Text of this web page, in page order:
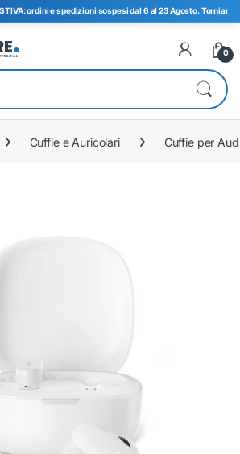
ordini e spedizioni sospesi dal 6 al 23 Agosto. Torniamo
0
Cuffie e Auricolari Cuffie per